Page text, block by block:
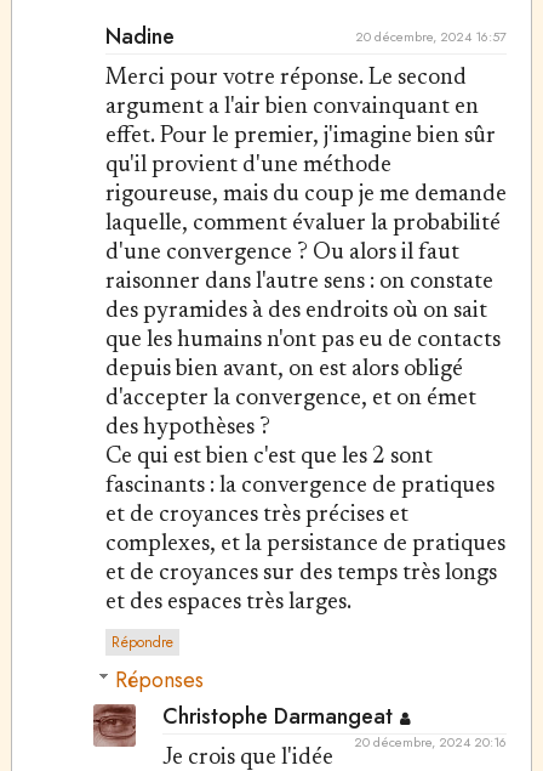
Nadine
20 décembre, 2024 16:57
Merci pour votre réponse. Le second
argument a l'air bien convainquant en
effet. Pour le premier, j'imagine bien sûr
qu'il provient d'une méthode
rigoureuse, mais du coup je me demande
laquelle, comment évaluer la probabilité
d'une convergence ? Ou alors il faut
raisonner dans l'autre sens : on constate
des pyramides à des endroits où on sait
que les humains n'ont pas eu de contacts
depuis bien avant, on est alors obligé
d'accepter la convergence, et on émet
des hypothèses ?
Ce qui est bien c'est que les 2 sont
fascinants : la convergence de pratiques
et de croyances très précises et
complexes, et la persistance de pratiques
et de croyances sur des temps très longs
et des espaces très larges.
Répondre
Réponses
Christophe Darmangeat
20 décembre, 2024 20:16
Je crois que l'idée